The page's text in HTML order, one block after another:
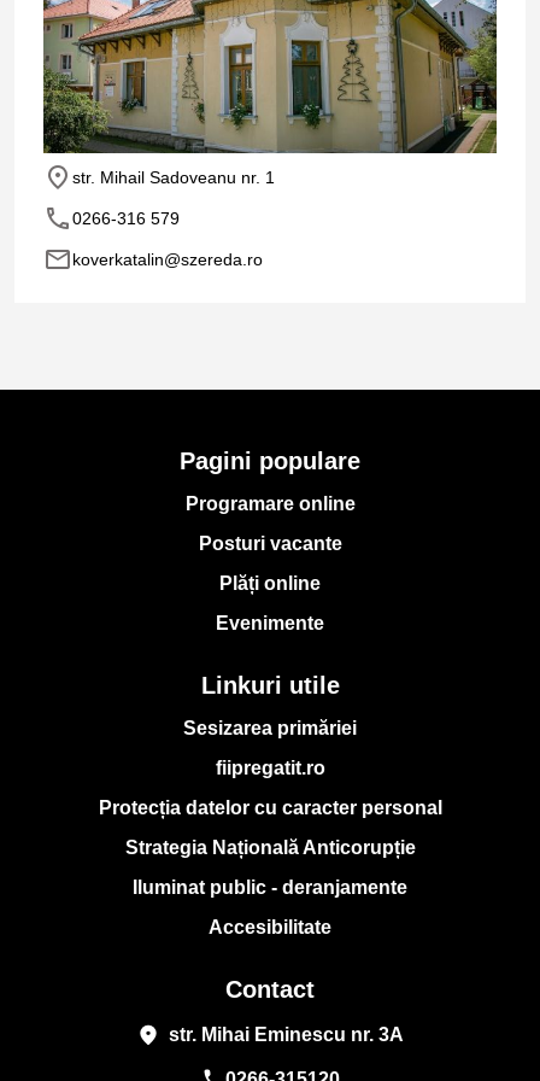
place str. Mihail Sadoveanu nr. 1
phone0266-316 579
emailkoverkatalin@szereda.ro
Pagini populare
Programare online
Posturi vacante
Plăți online
Evenimente
Linkuri utile
Sesizarea primăriei
fiipregatit.ro
Protecția datelor cu caracter personal
Strategia Națională Anticorupție
Iluminat public - deranjamente
Accesibilitate
Contact
place str. Mihai Eminescu nr. 3A